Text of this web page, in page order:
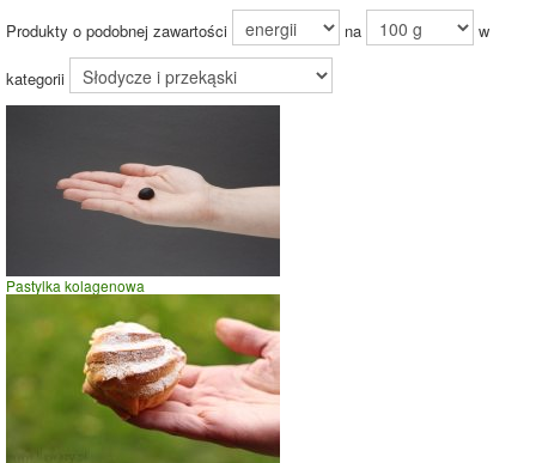
tłuszczów (1%)
Energia z
węglowodanów
81%
Czas potrzebny na spalenie porcji ze zdjęcia
70kg -zobacz dla swojej wagi
0
szybki taniec,trucht
prasowanie
prowadzenie samochodu
Produkty o podobnej zawartości na w
kategorii
Pastylka kolagenowa